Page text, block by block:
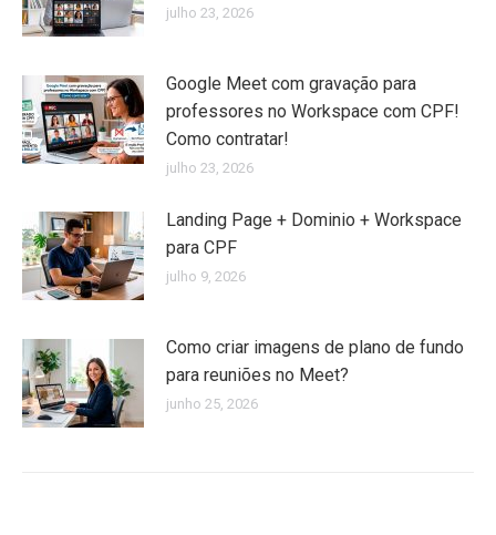
julho 23, 2026
Google Meet com gravação para
professores no Workspace com CPF!
Como contratar!
julho 23, 2026
Landing Page + Dominio + Workspace
para CPF
julho 9, 2026
Como criar imagens de plano de fundo
para reuniões no Meet?
junho 25, 2026